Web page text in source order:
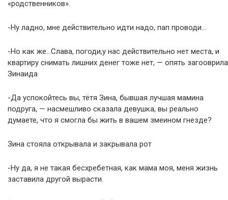
«родственников».
-Ну ладно, мне действительно идти надо, пап проводи…
-Но как же…Слава, погоди,у нас действительно нет места, и
квартиру снимать лишних денег тоже нет, — опять загооврила
Зинаида
-Да успокойтесь вы, тётя Зина, бывшая лучшая мамина
подруга, — насмешливо сказала девушка, вы реально
думаете, что я смогла бы жить в вашем змеином гнезде?
Зина стояла открывала и закрывала рот
-Ну да, я не такая бесхребетная, как мама моя, меня жизнь
заставила другой вырасти.